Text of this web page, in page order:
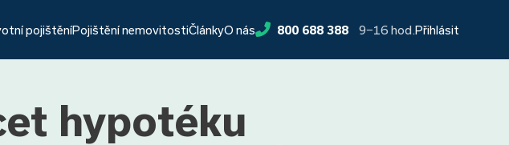
pojištěníPojištění nemovitostiČlánkyO nás 800 688 388 9−16 hod. Přihlásit
hypotéku